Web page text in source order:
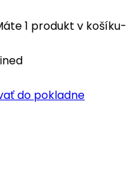
1 produkt v košíku-
do pokladne